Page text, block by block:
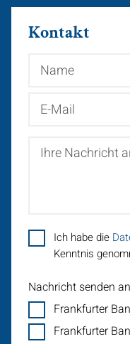
Kontakt
Mail
Nachricht
Ich habe die
Kenntnis
Nachricht senden
Frankfurter
Frankfurter